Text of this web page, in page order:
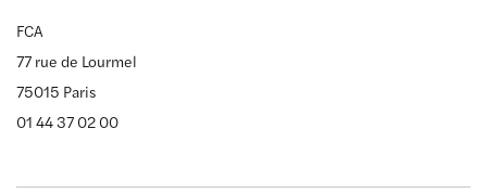
FCA
77 rue de Lourmel
75015 Paris
01 44 37 02 00